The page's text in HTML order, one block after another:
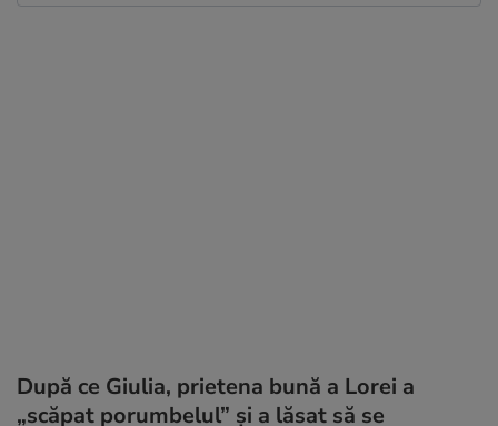
După ce Giulia, prietena bună a Lorei a
„scăpat porumbelul” și a lăsat să se